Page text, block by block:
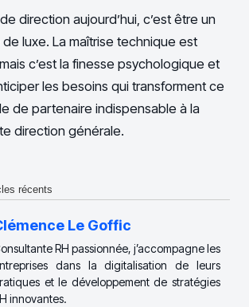
direction aujourd’hui, c’est être un
luxe. La maîtrise technique est
c’est la finesse psychologique et
les besoins qui transforment ce
de partenaire indispensable à la
direction générale.
récents
Le Goffic
RH passionnée, j’accompagne les
dans la digitalisation de leurs
et le développement de stratégies
innovantes.